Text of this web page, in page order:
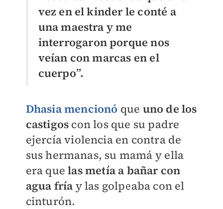
vez en el kinder le conté a
una maestra y me
interrogaron porque nos
veían con marcas en el
cuerpo”.
Dhasia mencionó que uno de los
castigos con los que su padre
ejercía violencia en contra de
sus hermanas, su mamá y ella
era quelas metía a bañar con
agua fría y las golpeaba con el
cinturón.